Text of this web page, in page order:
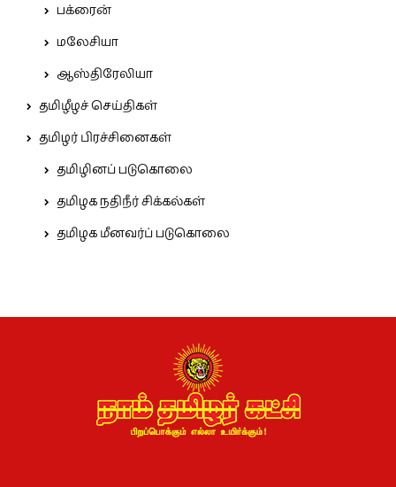
பக்ரைன்
மலேசியா
ஆஸ்திரேலியா
தமிழீழச் செய்திகள்
தமிழர் பிரச்சினைகள்
தமிழினப் படுகொலை
தமிழக நதிநீர் சிக்கல்கள்
தமிழக மீனவர்ப் படுகொலை